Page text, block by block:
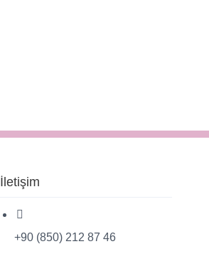
İletişim
+90 (850) 212 87 46